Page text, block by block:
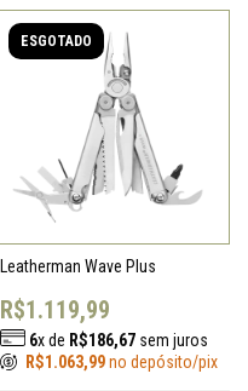
ESGOTADO
Leatherman Wave Plus
R$1.119,99
6x de R$186,67sem juros
R$1.063,99no depósito/pix